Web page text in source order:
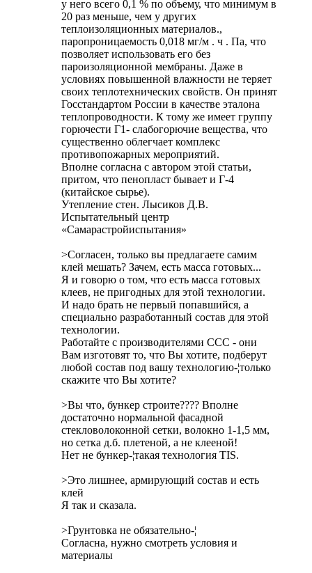
у него всего 0,1 % по объему, что минимум в
20 раз меньше, чем у других
теплоизоляционных материалов.,
паропроницаемость 0,018 мг/м . ч . Па, что
позволяет использовать его без
пароизоляционной мембраны. Даже в
условиях повышенной влажности не теряет
своих теплотехнических свойств. Он принят
Госстандартом России в качестве эталона
теплопроводности. К тому же имеет группу
горючести Г1- слабогорючие вещества, что
существенно облегчает комплекс
противопожарных мероприятий.
Вполне согласна с автором этой статьи,
притом, что пенопласт бывает и Г-4
(китайское сырье).
Утепление стен. Лысиков Д.В.
Испытательный центр
«Самарастройиспытания»
>Согласен, только вы предлагаете самим
клей мешать? Зачем, есть масса готовых...
Я и говорю о том, что есть масса готовых
клеев, не пригодных для этой технологии.
И надо брать не первый попавшийся, а
специально разработанный состав для этой
технологии.
Работайте с производителями ССС - они
Вам изготовят то, что Вы хотите, подберут
любой состав под вашу технологию-¦только
скажите что Вы хотите?
>Вы что, бункер строите???? Вполне
достаточно нормальной фасадной
стекловолоконной сетки, волокно 1-1,5 мм,
но сетка д.б. плетеной, а не клееной!
Нет не бункер-¦такая технология ТIS.
>Это лишнее, армирующий состав и есть
клей
Я так и сказала.
>Грунтовка не обязательно-¦
Согласна, нужно смотреть условия и
материалы